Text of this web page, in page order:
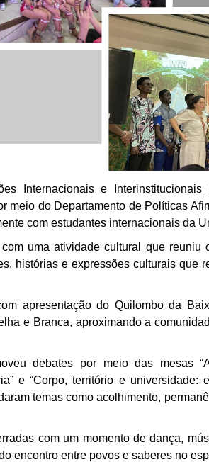
Internacionais e
meio do Departamento de Políticas
com estudantes internacionais da
uma atividade cultural que reuniu
histórias e expressões culturais que
apresentação do Quilombo da
e Branca, aproximando a
debates por meio das mesas
e “Corpo, território e universidade:
temas como acolhimento,
com um momento de dança,
encontro entre povos e saberes no